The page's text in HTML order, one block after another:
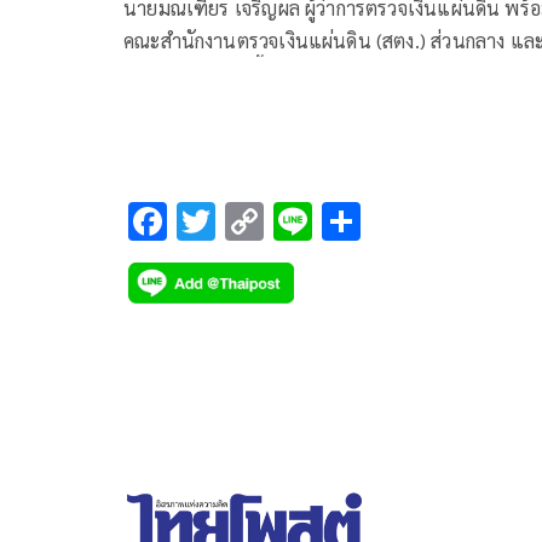
นายมณเฑียร เจริญผล ผู้ว่าการตรวจเงินแผ่นดิน พร้
คณะสำนักงานตรวจเงินแผ่นดิน (สตง.) ส่วนกลาง แล
F
ac
e
T
wi
tt
C
o
p
Li